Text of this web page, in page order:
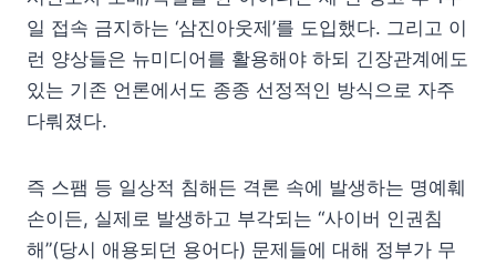
일 접속 금지하는 ‘삼진아웃제’를 도입했다. 그리고 이
런 양상들은 뉴미디어를 활용해야 하되 긴장관계에도
있는 기존 언론에서도 종종 선정적인 방식으로 자주
다뤄졌다.
즉 스팸 등 일상적 침해든 격론 속에 발생하는 명예훼
손이든, 실제로 발생하고 부각되는 “사이버 인권침
해”(당시 애용되던 용어다) 문제들에 대해 정부가 무